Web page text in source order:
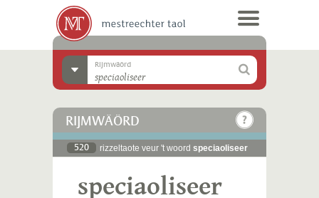
Rijmwäörd
RIJMWÄÖRD
520 rizzeltaote veur 't woord speciaoliseer
speciaoliseer